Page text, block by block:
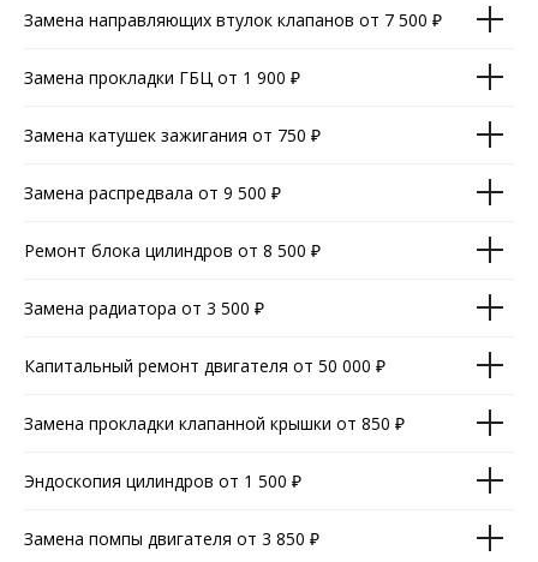
Замена направляющих втулок клапанов от 7 500 ₽
Замена прокладки ГБЦ от 1 900 ₽
Замена катушек зажигания от 750 ₽
Замена распредвала от 9 500 ₽
Ремонт блока цилиндров от 8 500 ₽
Замена радиатора от 3 500 ₽
Капитальный ремонт двигателя от 50 000 ₽
Замена прокладки клапанной крышки от 850 ₽
Эндоскопия цилиндров от 1 500 ₽
Замена помпы двигателя от 3 850 ₽